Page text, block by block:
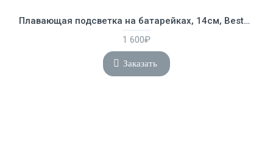
Плавающая подсветка на батарейках, 14см, Bestway 58419
1 600₽
Заказать